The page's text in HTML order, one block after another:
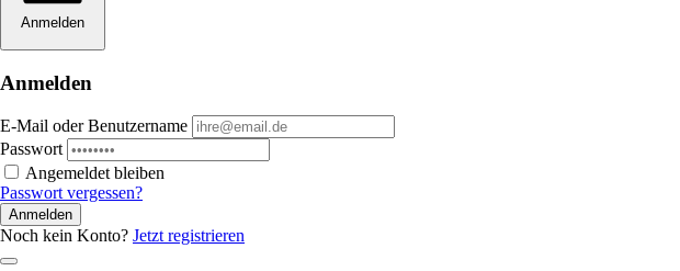
Anmelden
Anmelden
E-Mail oder Benutzername
Passwort
Angemeldet bleiben
Passwort vergessen?
Anmelden
Noch kein Konto? Jetzt registrieren